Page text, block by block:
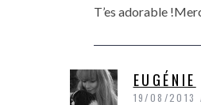
T’es adorable
EUGÉNIE
19/08/2013